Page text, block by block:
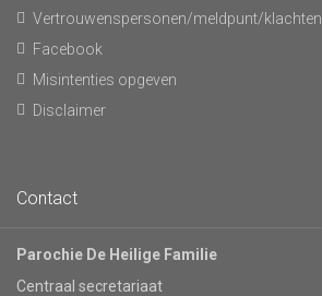
Vertrouwenspersonen/meldpunt/klachten
Facebook
Misintenties opgeven
Disclaimer
Contact
Parochie De Heilige Familie
Centraal secretariaat